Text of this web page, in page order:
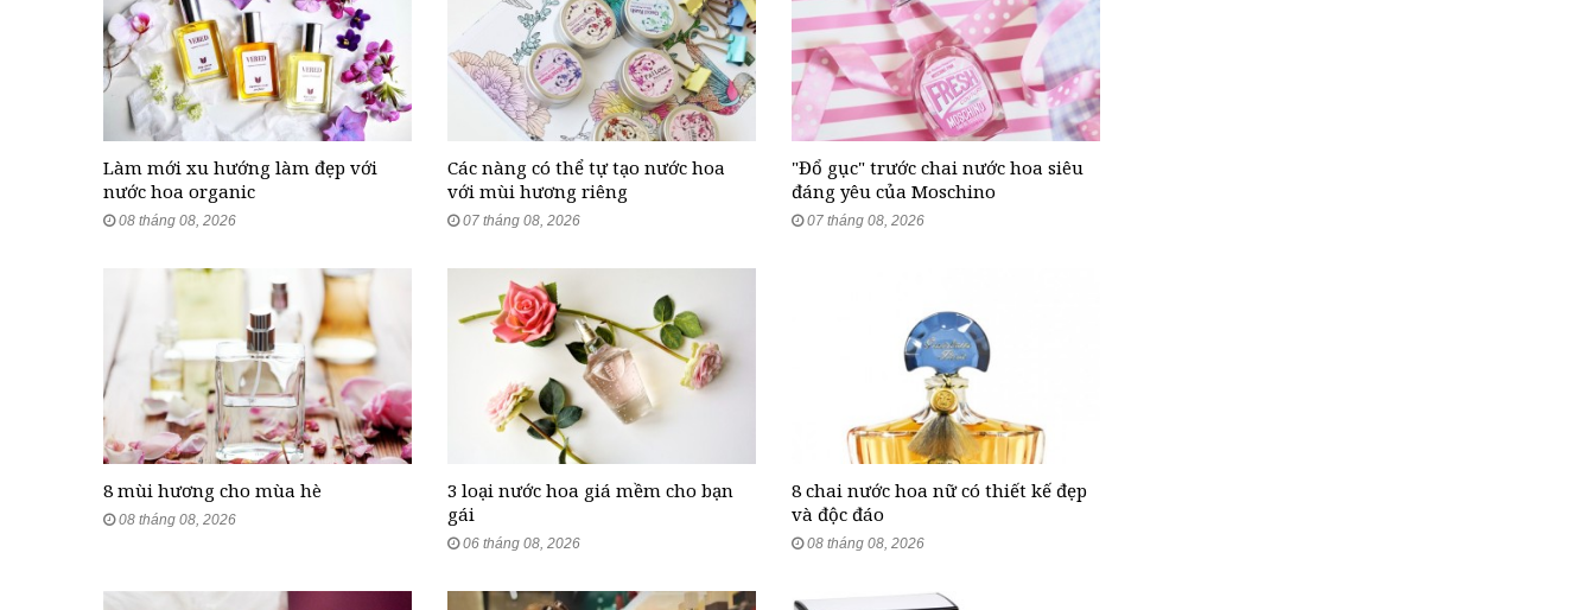
Làm mới xu hướng làm đẹp với
nước hoa organic
08 tháng 08, 2026
Các nàng có thể tự tạo nước hoa
với mùi hương riêng
07 tháng 08, 2026
"Đổ gục" trước chai nước hoa siêu
đáng yêu của Moschino
07 tháng 08, 2026
8 mùi hương cho mùa hè
08 tháng 08, 2026
3 loại nước hoa giá mềm cho bạn
gái
06 tháng 08, 2026
8 chai nước hoa nữ có thiết kế đẹp
và độc đáo
08 tháng 08, 2026